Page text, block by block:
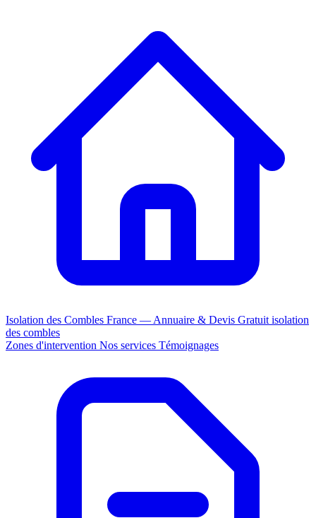
Isolation des Combles France — Annuaire & Devis Gratuit isolation
des combles
Zones d'intervention Nos services Témoignages